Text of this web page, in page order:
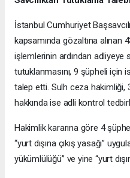
İstanbul Cumhuriyet
kapsamında gözaltına alınan
işlemlerinin ardından adliyeye
tutuklanmasını, 9 şüpheli için
talep etti. Sulh ceza hakimliği,
hakkında ise adli kontrol
Hakimlik kararına göre 4
“yurt dışına çıkış yasağı”
yükümlülüğü” ve yine “yurt